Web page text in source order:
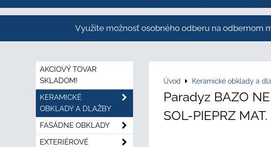
Využite možnosť osobného odberu na odbernom
Úvod Keramické obklady a
Paradyz BAZO
SOL-PIEPRZ
AKCIOVÝ TOVAR
SKLADOM!
KERAMICKÉ
OBKLADY A DLAŽBY
FASÁDNE OBKLADY
EXTERIÉROVÉ